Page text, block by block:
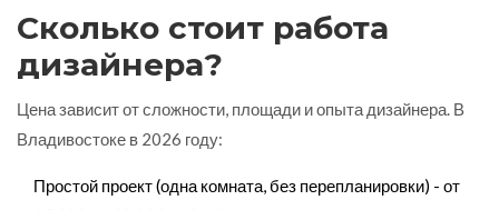
Сколько стоит работа
дизайнера?
Цена зависит от сложности, площади и опыта дизайнера. В
Владивостоке в 2026 году:
Простой проект (одна комната, без перепланировки) - от